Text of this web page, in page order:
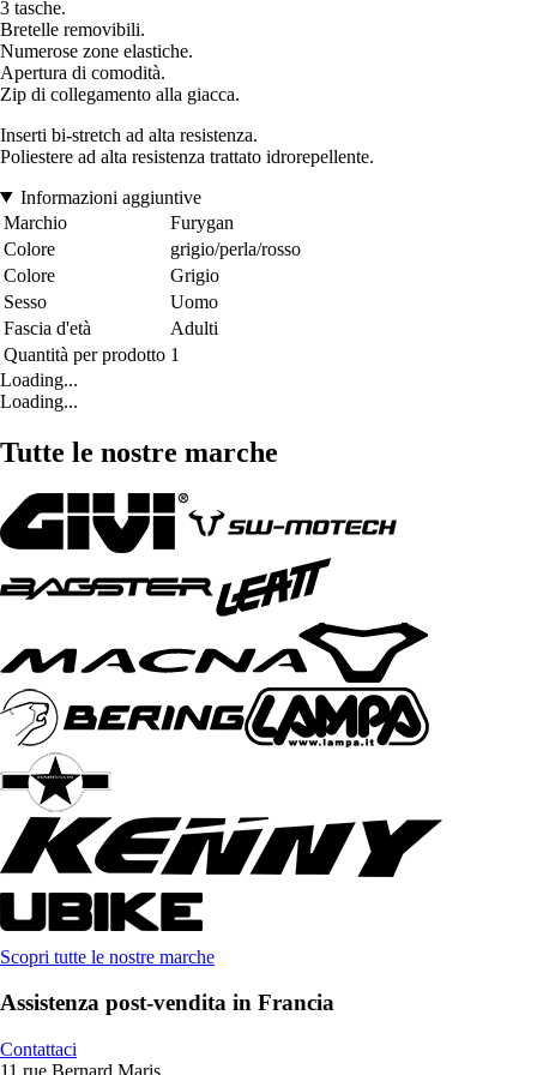
3 tasche.
Bretelle removibili.
Numerose zone elastiche.
Apertura di comodità.
Zip di collegamento alla giacca.
Inserti bi-stretch ad alta resistenza.
Poliestere ad alta resistenza trattato idrorepellente.
Informazioni aggiuntive
Marchio
Furygan
Colore
grigio/perla/rosso
Colore
Grigio
Sesso
Uomo
Fascia d'età
Adulti
Quantità per prodotto 1
Loading...
Loading...
Tutte le nostre marche
Scopri tutte le nostre marche
Assistenza post-vendita in Francia
Contattaci